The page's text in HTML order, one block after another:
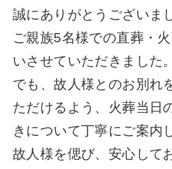
誠にありがとうございま
ご親族5名様での直葬・
いさせていただきました
でも、故人様とのお別れ
ただけるよう、火葬当日
きについて丁寧にご案内
故人様を偲び、安心して